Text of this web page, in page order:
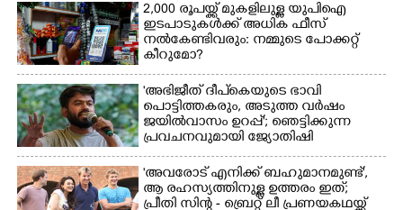
2,000 രൂപയ്ക്ക് മുകളിലുള്ള യുപിഐ
ഇടപാടുകൾക്ക് അധിക ഫീസ്
നൽകേണ്ടിവരും: നമ്മുടെ പോക്കറ്റ്
കീറുമോ?
'അഭിജീത് ദീപ്‌കെയുടെ ഭാവി
പൊട്ടിത്തകരും, അടുത്ത വർഷം
ജയിൽവാസം ഉറപ്പ്'; ഞെട്ടിക്കുന്ന
പ്രവചനവുമായി ജ്യോതിഷി
'അവരോട് എനിക്ക് ബഹുമാനമുണ്ട്',​
ആ രഹസ്യത്തിനുള്ള ഉത്തരം ഇത്;
പ്രീതി സിന്റ - ബ്രെറ്റ് ലീ പ്രണയകഥയ്ക്ക്
×
Share this link
Copy Link